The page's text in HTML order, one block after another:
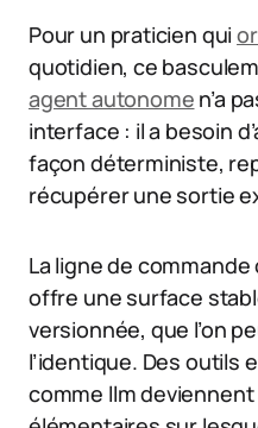
Pour un praticien qui
quotidien, ce
agent autonome n’a
interface : il a besoin
façon déterministe,
récupérer une sortie
La ligne de
offre une surface
versionnée, que l’on
l’identique. Des outils
comme llm